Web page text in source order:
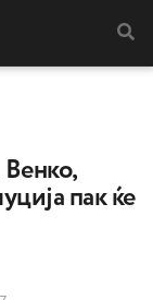
Венко,
пак ќе